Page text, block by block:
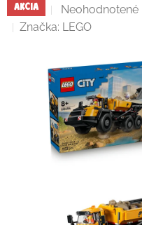
AKCIA
Priemerné
hodnotenie
0,0
z
5
hviezdičiek.
Neohodnotené
Značka: LEGO